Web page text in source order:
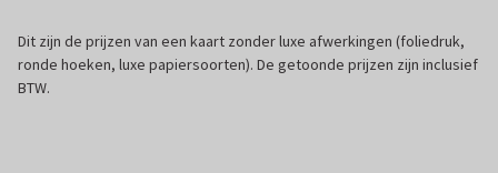
Dit zijn de prijzen van een kaart zonder luxe afwerkingen (foliedruk,
ronde hoeken, luxe papiersoorten). De getoonde prijzen zijn inclusief
BTW.